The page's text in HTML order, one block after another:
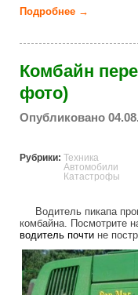
Подробнее →
Комбайн
фото)
Опубликовано
Рубрики:
Техника
Автомобили
Катастрофы
Водитель пикапа
комбайна. Посмотрите
водитель почти не